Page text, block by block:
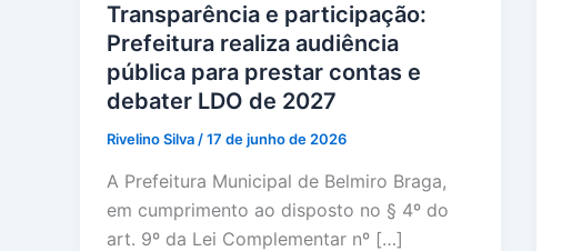
Transparência e participação:
Prefeitura realiza audiência
pública para prestar contas e
debater LDO de 2027
Rivelino Silva /17 de junho de 2026
A Prefeitura Municipal de Belmiro Braga,
em cumprimento ao disposto no § 4º do
art. 9º da Lei Complementar nº […]